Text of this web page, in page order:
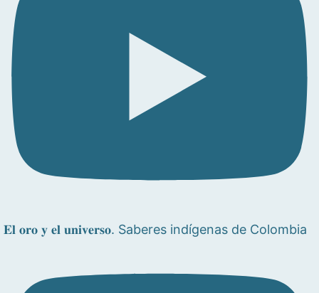
𝐄𝐥 𝐨𝐫𝐨 𝐲 𝐞𝐥 𝐮𝐧𝐢𝐯𝐞𝐫𝐬𝐨. Saberes indígenas de Colombia